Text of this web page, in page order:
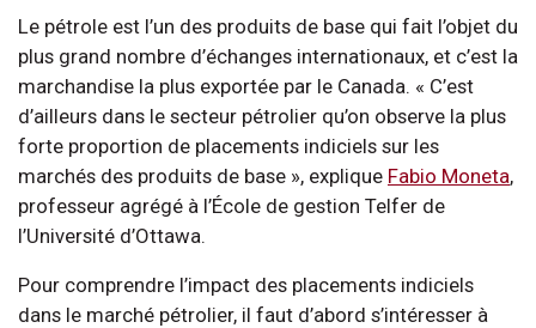
Le pétrole est l’un des produits de base qui fait l’objet du
plus grand nombre d’échanges internationaux, et c’est la
marchandise la plus exportée par le Canada. « C’est
d’ailleurs dans le secteur pétrolier qu’on observe la plus
forte proportion de placements indiciels sur les
marchés des produits de base », explique Fabio Moneta,
professeur agrégé à l’École de gestion Telfer de
l’Université d’Ottawa.
Pour comprendre l’impact des placements indiciels
dans le marché pétrolier, il faut d’abord s’intéresser à